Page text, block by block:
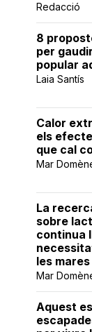
Redacció
8
per
popular
Laia Santís
Calor
els
que cal
Mar
La
sobre
continua
les mares
Mar
Aquest